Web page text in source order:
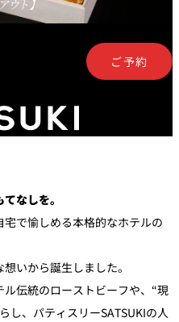
ドレスブランド
「ituwa（いつ
ストア オープン
合
せ
ウト】
ご予約
なしを。
で愉しめる本格的なホテルの
いから誕生しました。
伝統のローストビーフや、“現
し、パティスリーSATSUKIの人